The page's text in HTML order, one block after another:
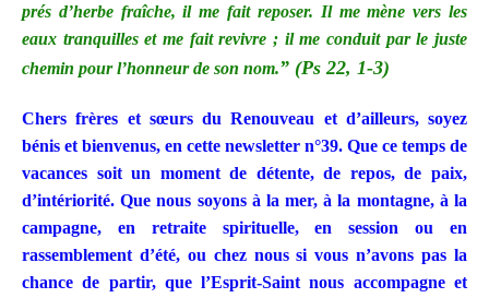
prés d’herbe fraîche, il me fait reposer. Il me mène vers les
eaux tranquilles et me fait revivre ; il me conduit par le juste
chemin pour l’honneur de son nom.” (Ps 22, 1-3)
Chers frères et sœurs du Renouveau et d’ailleurs, soyez
bénis et bienvenus, en cette newsletter n°39. Que ce temps de
vacances soit un moment de détente, de repos, de paix,
d’intériorité. Que nous soyons à la mer, à la montagne, à la
campagne, en retraite spirituelle, en session ou en
rassemblement d’été, ou chez nous si vous n’avons pas la
chance de partir, que l’Esprit-Saint nous accompagne et